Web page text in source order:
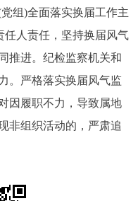
PORTUGUÊS
回到顶部
组)全面落实换届工作主
任人责任，坚持换届风气
推进。纪检监察机关和
。严格落实换届风气监
因履职不力，导致属地
非组织活动的，严肃追